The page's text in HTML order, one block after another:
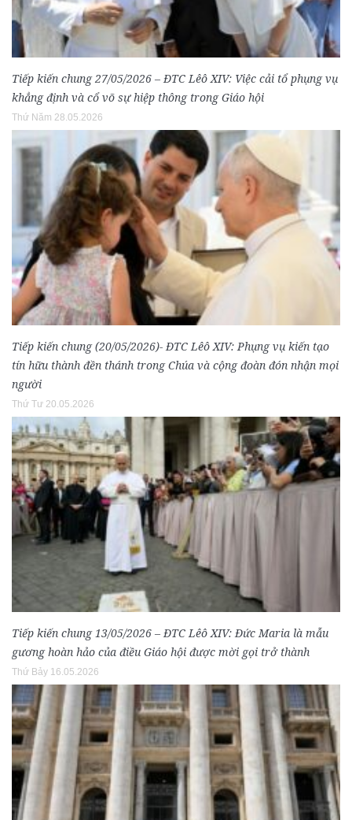
Tiếp kiến chung 27/05/2026 – ĐTC Lêô XIV: Việc cải tổ phụng vụ
khẳng định và cổ võ sự hiệp thông trong Giáo hội
Thứ Năm 28.05.2026
Tiếp kiến chung (20/05/2026)- ĐTC Lêô XIV: Phụng vụ kiến tạo
tín hữu thành đền thánh trong Chúa và cộng đoàn đón nhận mọi
người
Thứ Tư 20.05.2026
Tiếp kiến chung 13/05/2026 – ĐTC Lêô XIV: Đức Maria là mẫu
gương hoàn hảo của điều Giáo hội được mời gọi trở thành
Thứ Bảy 16.05.2026